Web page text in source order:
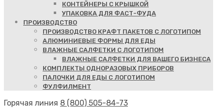
КОНТЕЙНЕРЫ С КРЫШКОЙ
УПАКОВКА ДЛЯ ФАСТ-ФУДА
ПРОИЗВОДСТВО
ПРОИЗВОДСТВО КРАФТ ПАКЕТОВ С ЛОГОТИПОМ
АЛЮМИНИЕВЫЕ ФОРМЫ ДЛЯ ЕДЫ
ВЛАЖНЫЕ САЛФЕТКИ С ЛОГОТИПОМ
ВЛАЖНЫЕ САЛФЕТКИ ДЛЯ ВАШЕГО БИЗНЕСА
КОМПЛЕКТЫ ОДНОРАЗОВЫХ ПРИБОРОВ
ПАЛОЧКИ ДЛЯ ЕДЫ С ЛОГОТИПОМ
ФУЛФИЛМЕНТ
Горячая линия 8 (800) 505-84-73